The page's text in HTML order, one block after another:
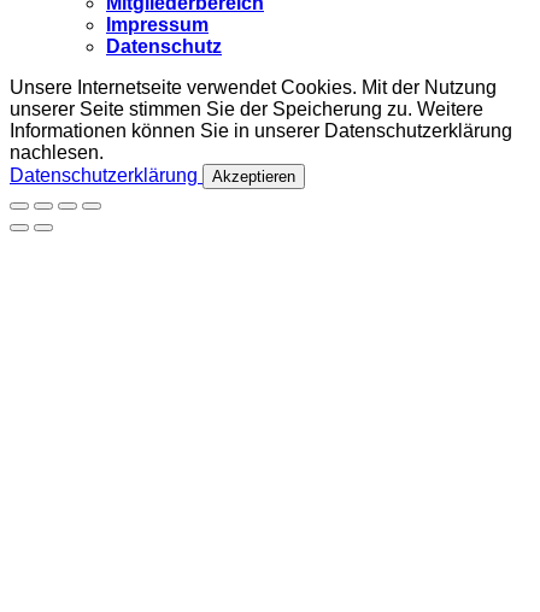
Impressum
Datenschutz
Unsere Internetseite verwendet Cookies. Mit der Nutzung
unserer Seite stimmen Sie der Speicherung zu. Weitere
Informationen können Sie in unserer Datenschutzerklärung
nachlesen.
Datenschutzerklärung
Akzeptieren